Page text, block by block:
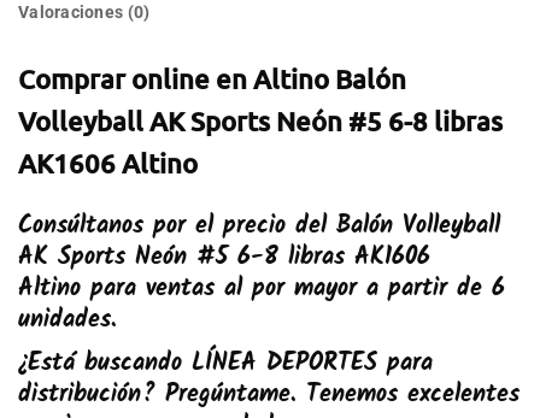
Valoraciones (0)
Comprar online en Altino Balón
Volleyball AK Sports Neón #5 6-8 libras
AK1606 Altino
Consúltanos por el precio del Balón Volleyball
AK Sports Neón #5 6-8 libras AK1606
Altino para ventas al por mayor a partir de 6
unidades.
¿Está buscando LÍNEA DEPORTES para
distribución? Pregúntame. Tenemos excelentes